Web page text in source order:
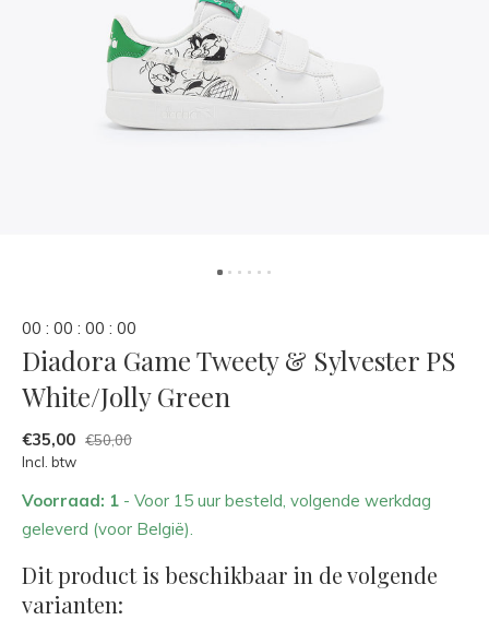
00 : 00 : 00 : 00
Diadora Game Tweety & Sylvester PS
White/Jolly Green
€35,00 €50,00
Incl. btw
Voorraad: 1 - Voor 15 uur besteld, volgende werkdag
geleverd (voor België).
Dit product is beschikbaar in de volgende
varianten: